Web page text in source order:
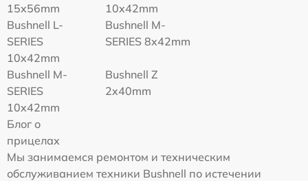
15x56mm
10x42mm
Bushnell L-
SERIES
10x42mm
Bushnell M-
SERIES 8x42mm
Bushnell M-
SERIES
10x42mm
Bushnell Z
2x40mm
Блог о
прицелах
Мы занимаемся ремонтом и техническим
обслуживанием техники Bushnell по истечении